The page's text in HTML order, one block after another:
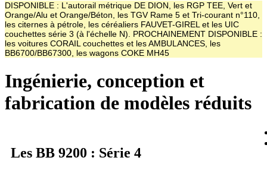
DISPONIBLE : L'autorail métrique DE DION, les RGP TEE, Vert et
Orange/Alu et Orange/Béton, les TGV Rame 5 et Tri-courant n°110,
les citernes à pétrole, les céréaliers FAUVET-GIREL et les UIC
couchettes série 3 (à l'échelle N). PROCHAINEMENT DISPONIBLE :
les voitures CORAIL couchettes et les AMBULANCES, les
BB6700/BB67300, les wagons COKE MH45
Ingénierie, conception et
fabrication de modèles réduits
Les BB 9200 : Série 4